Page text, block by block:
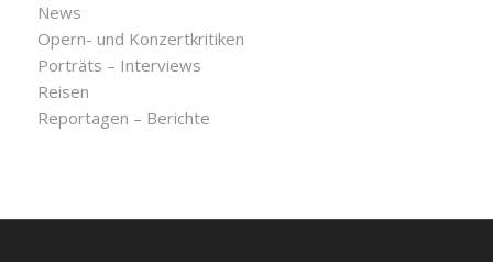
News
Opern- und Konzertkritiken
Porträts – Interviews
Reisen
Reportagen – Berichte